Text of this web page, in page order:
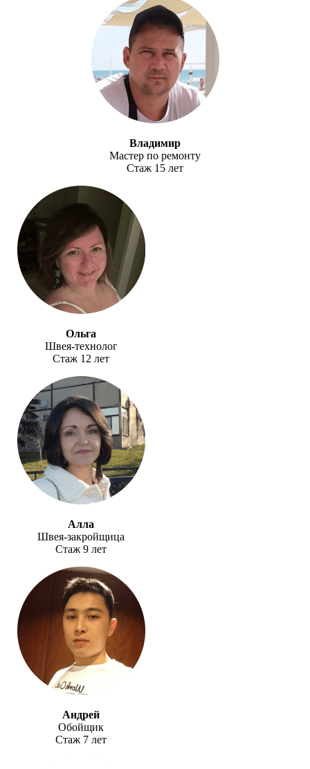
Владимир
Мастер по ремонту
Стаж 15 лет
Ольга
Швея-технолог
Стаж 12 лет
Алла
Швея-закройщица
Стаж 9 лет
Андрей
Обойщик
Стаж 7 лет